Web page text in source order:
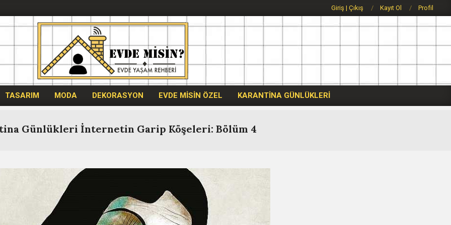
Giriş | Çıkış Kayıt Ol Profil
Evdemisin.com
TASARIM MODA DEKORASYON EVDE MİSİN ÖZEL KARANTİNA GÜNLÜKLERİ
Günlükleri İnternetin Garip Köşeleri: Bölüm 4